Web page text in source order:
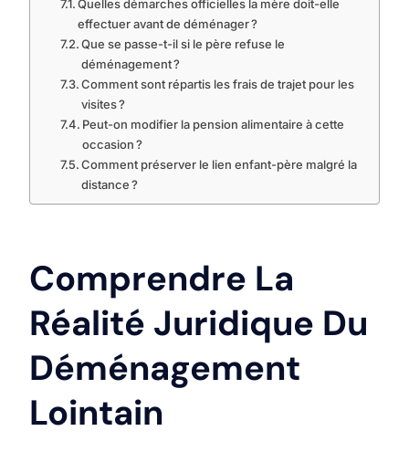
Quelles démarches officielles la mère doit-elle
effectuer avant de déménager ?
Que se passe-t-il si le père refuse le
déménagement ?
Comment sont répartis les frais de trajet pour les
visites ?
Peut-on modifier la pension alimentaire à cette
occasion ?
Comment préserver le lien enfant-père malgré la
distance ?
Comprendre La
Réalité Juridique Du
Déménagement
Lointain